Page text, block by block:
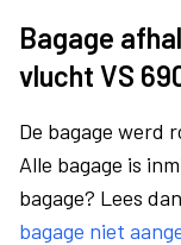
Bagage
vlucht VS
De bagage werd
Alle bagage is
bagage? Lees
bagage niet